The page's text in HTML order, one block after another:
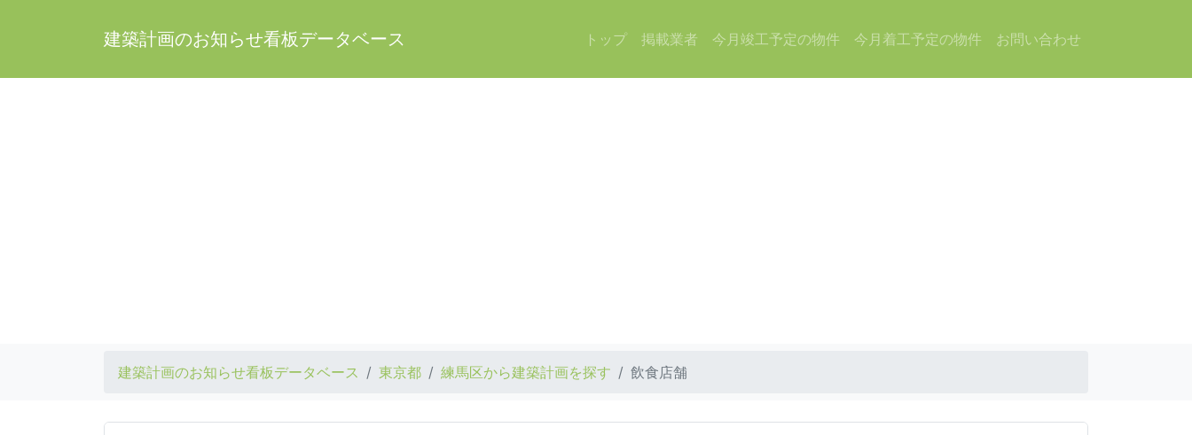
建築計画のお知らせ看板データベース トップ 掲載業者 今月竣工予定の物件 今月着工予定の物件 お問い合わせ
建築計画のお知らせ看板データベース 東京都 練馬区から建築計画を探す 飲食店舗